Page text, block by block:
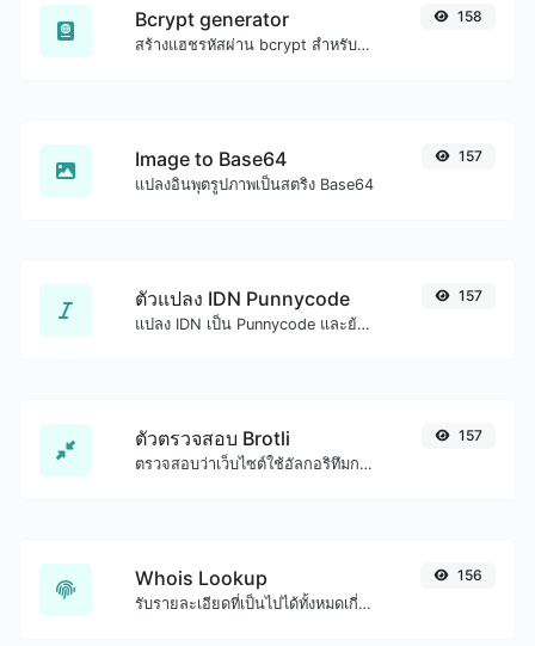
Bcrypt generator
สร้างแฮชรหัสผ่าน bcrypt สำหรับอินพุตสตริงใดๆ
158
Image to Base64
แปลงอินพุตรูปภาพเป็นสตริง Base64
157
ตัวแปลง IDN Punnycode
แปลง IDN เป็น Punnycode และย้อนกลับได้อย่างง่ายดาย
157
ตัวตรวจสอบ Brotli
ตรวจสอบว่าเว็บไซต์ใช้อัลกอริทึมการบีบอัด Brotli หรือไม่
157
Whois Lookup
รับรายละเอียดที่เป็นไปได้ทั้งหมดเกี่ยวกับชื่อโดเมน
156